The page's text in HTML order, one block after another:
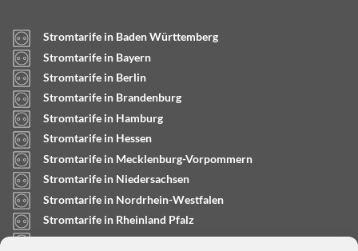
Stromtarife in Baden Württemberg
Stromtarife in Bayern
Stromtarife in Berlin
Stromtarife in Brandenburg
Stromtarife in Hamburg
Stromtarife in Hessen
Stromtarife in Mecklenburg-Vorpommern
Stromtarife in Niedersachsen
Stromtarife in Nordrhein-Westfalen
Stromtarife in Rheinland Pfalz
Stromtarife in Saarland